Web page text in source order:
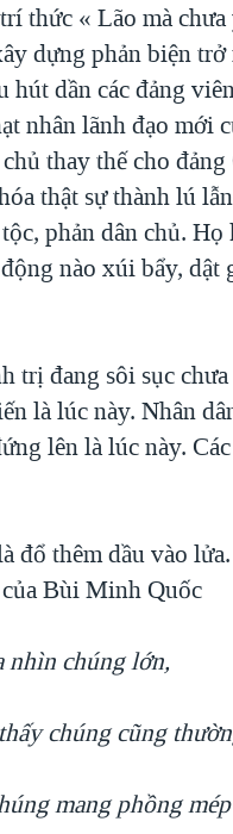
thức « Lão mà chưa
dựng phản biện trở
hút dần các đảng
nhân lãnh đạo mới
thay thế cho
thật sự thành lú
phản dân chủ.
nào xúi bẩy, dật
trị đang sôi sục
là lúc này. Nhân
lên là lúc này.
đổ thêm dầu vào
Bùi Minh Quốc
nhìn chúng lớn,
chúng cũng
mang phồng